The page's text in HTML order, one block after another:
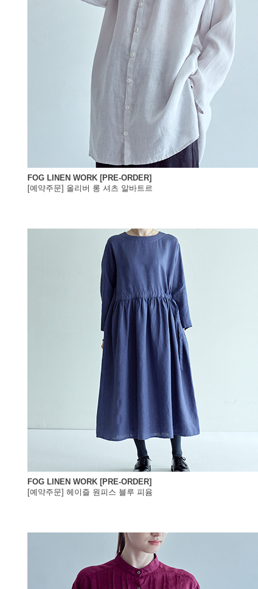
FOG LINEN WORK [PRE-ORDER]
[예약주문] 올리버 롱 셔츠 알바트르
FOG LINEN WORK [PRE-ORDER]
[예약주문] 헤이즐 원피스 블루 피윰